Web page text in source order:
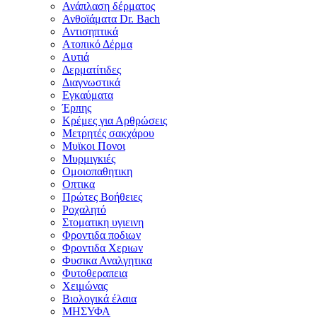
Ανάπλαση δέρματος
Ανθοϊάματα Dr. Bach
Αντισηπτικά
Ατοπικό Δέρμα
Αυτιά
Δερματίτιδες
Διαγνωστικά
Εγκαύματα
Έρπης
Κρέμες για Αρθρώσεις
Μετρητές σακχάρου
Μυϊκοι Πονοι
Μυρμιγκιές
Ομοιοπαθητικη
Οπτικα
Πρώτες Βοήθειες
Ροχαλητό
Στοματικη υγιεινη
Φροντιδα ποδιων
Φροντιδα Χεριων
Φυσικα Αναλγητικα
Φυτοθεραπεια
Χειμώνας
Βιολογικά έλαια
ΜΗΣΥΦΑ